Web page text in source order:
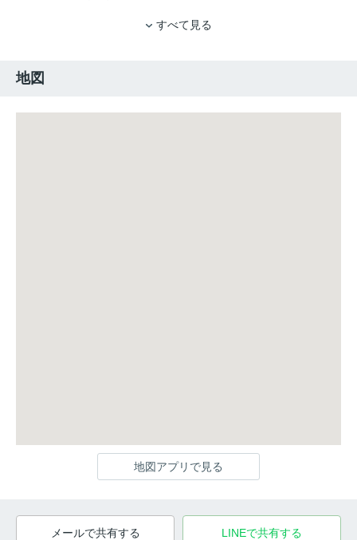
すべて見る
地図
地図アプリで見る
メールで共有する LINEで共有する